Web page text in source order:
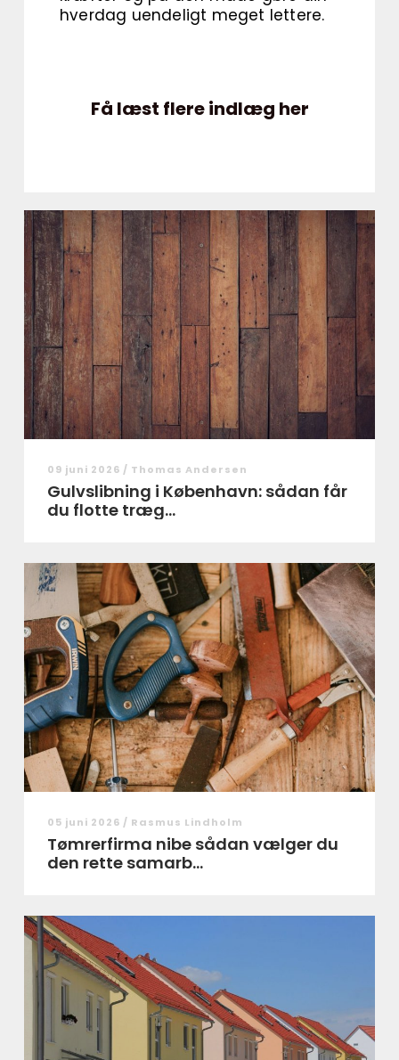
hverdag uendeligt meget lettere.
Få læst flere indlæg her
09 juni 2026 / Thomas Andersen
Gulvslibning i København: sådan får
du flotte træg...
05 juni 2026 / Rasmus Lindholm
Tømrerfirma nibe sådan vælger du
den rette samarb...